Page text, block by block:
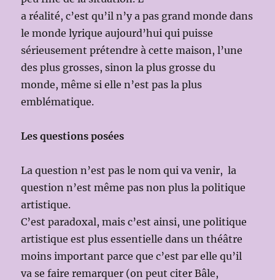
a réalité, c’est qu’il n’y a pas grand monde dans
le monde lyrique aujourd’hui qui puisse
sérieusement prétendre à cette maison, l’une
des plus grosses, sinon la plus grosse du
monde, même si elle n’est pas la plus
emblématique.
Les questions posées
La question n’est pas le nom qui va venir, la
question n’est même pas non plus la politique
artistique.
C’est paradoxal, mais c’est ainsi, une politique
artistique est plus essentielle dans un théâtre
moins important parce que c’est par elle qu’il
va se faire remarquer (on peut citer Bâle,